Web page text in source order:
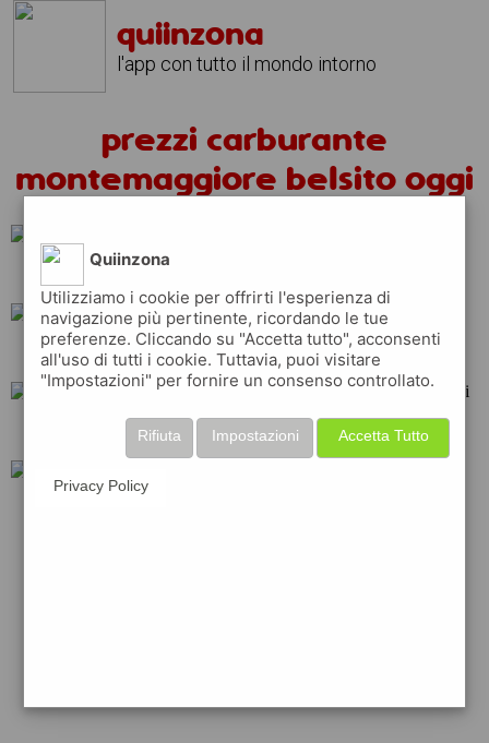
quiinzona
l'app con tutto il mondo intorno
prezzi carburante
montemaggiore belsito oggi
repsol ip total
tamoil eni
Quiinzona
Utilizziamo i cookie per offrirti l'esperienza di
navigazione più pertinente, ricordando le tue
preferenze. Cliccando su "Accetta tutto", acconsenti
all'uso di tutti i cookie. Tuttavia, puoi visitare
"Impostazioni" per fornire un consenso controllato.
Accetta Tutto
Impostazioni
Rifiuta
Privacy Policy